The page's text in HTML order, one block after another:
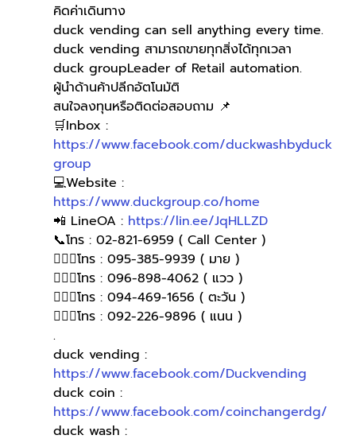
คิดค่าเดินทาง
duck vending can sell anything every time.
duck vending สามารถขายทุกสิ่งได้ทุกเวลา
duck groupLeader of Retail automation.
ผู้นำด้านค้าปลีกอัตโนมัติ
สนใจลงทุนหรือติดต่อสอบถาม 📌
🛒Inbox :
https://www.facebook.com/duckwashbyduck
group
💻Website :
https://www.duckgroup.co/home
📲 LineOA : https://lin.ee/JqHLLZD
📞โทร : 02-821-6959 ( Call Center )
🙋🏻‍♀️โทร : 095-385-9939 ( มาย )
🙋🏻‍♀โทร : 096-898-4062 ( แวว )
🙋🏻‍♀โทร : 094-469-1656 ( ตะวัน )
🙋🏻‍♀️โทร : 092-226-9896 ( แนน )
.
duck vending :
https://www.facebook.com/Duckvending
duck coin :
https://www.facebook.com/coinchangerdg/
duck wash :